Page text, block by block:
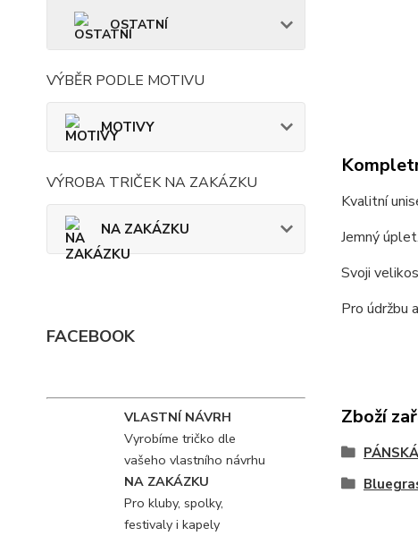
OSTATNÍ
VÝBĚR PODLE MOTIVU
MOTIVY
VÝROBA TRIČEK NA ZAKÁZKU
NA ZAKÁZKU
FACEBOOK
VLASTNÍ NÁVRH
Vyrobíme tričko dle
vašeho vlastního návrhu
NA ZAKÁZKU
Pro kluby, spolky,
festivaly i kapely
Kvalitní
Jemný
Svoji
Pro údržbu
Zboží